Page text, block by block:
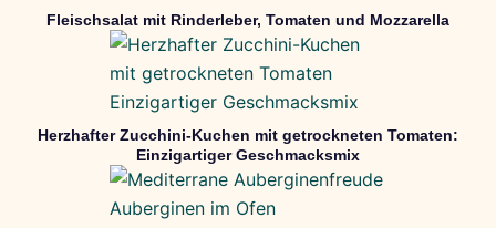
Fleischsalat mit Rinderleber, Tomaten und Mozzarella
Herzhafter Zucchini-Kuchen mit getrockneten Tomaten:
Einzigartiger Geschmacksmix